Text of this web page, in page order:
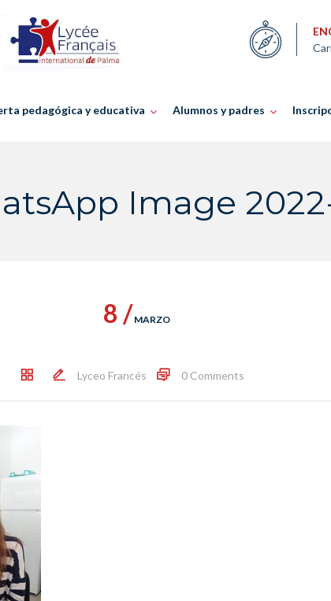
pedagógica y educativa Alumnos y padres
Image
8 / MARZO
Lyceo Francés 0 Comments